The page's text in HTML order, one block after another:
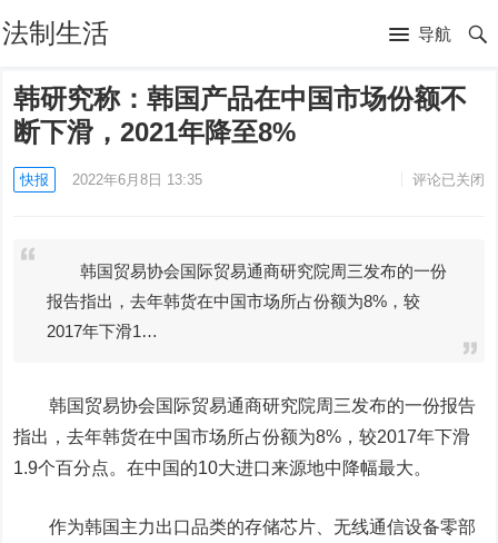
法制生活 导航
韩研究称：韩国产品在中国市场份额不
断下滑，2021年降至8%
快报 2022年6月8日 13:35 评论已关闭
韩国贸易协会国际贸易通商研究院周三发布的一份
报告指出，去年韩货在中国市场所占份额为8%，较
2017年下滑1…
韩国贸易协会国际贸易通商研究院周三发布的一份报告
指出，去年韩货在中国市场所占份额为8%，较2017年下滑
1.9个百分点。在中国的10大进口来源地中降幅最大。
作为韩国主力出口品类的存储芯片、无线通信设备零部